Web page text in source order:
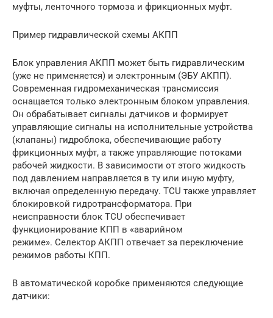
муфты, ленточного тормоза и фрикционных муфт.
Пример гидравлической схемы АКПП
Блок управления АКПП может быть гидравлическим
(уже не применяется) и электронным (ЭБУ АКПП).
Современная гидромеханическая трансмиссия
оснащается только электронным блоком управления.
Он обрабатывает сигналы датчиков и формирует
управляющие сигналы на исполнительные устройства
(клапаны) гидроблока, обеспечивающие работу
фрикционных муфт, а также управляющие потоками
рабочей жидкости. В зависимости от этого жидкость
под давлением направляется в ту или иную муфту,
включая определенную передачу. TCU также управляет
блокировкой гидротрансформатора. При
неисправности блок TCU обеспечивает
функционирование КПП в «аварийном
режиме». Селектор АКПП отвечает за переключение
режимов работы КПП.
В автоматической коробке применяются следующие
датчики: